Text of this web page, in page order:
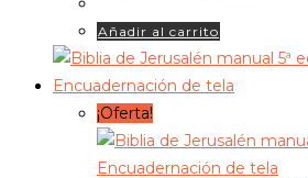
Añadir al carrito
¡Oferta!